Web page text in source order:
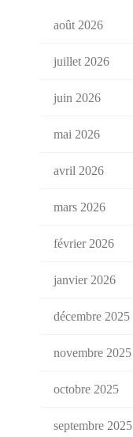
août 2026
juillet 2026
juin 2026
mai 2026
avril 2026
mars 2026
février 2026
janvier 2026
décembre 2025
novembre 2025
octobre 2025
septembre 2025